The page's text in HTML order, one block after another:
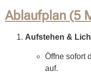
Ablaufplan (5
Aufstehen &
Öffne sofort
auf.